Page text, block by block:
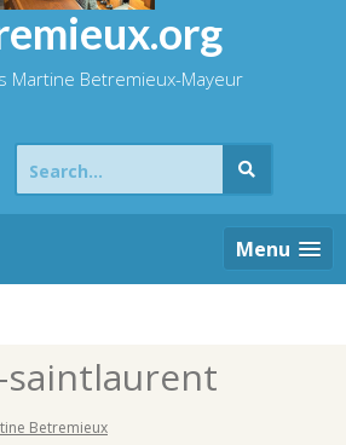
Martine Betremieux-Mayeur
Search
for:
Menu
Betremieux